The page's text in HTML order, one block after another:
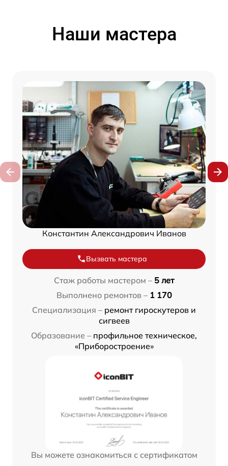
Наши мастера
Константин Александрович Иванов
Вызвать мастера
Стаж работы мастером – 5 лет
Выполнено ремонтов – 1 170
Специализация – ремонт гироскутеров и
сигвеев
Образование – профильное техническое,
«Приборостроение»
Вы можете ознакомиться с сертификатом